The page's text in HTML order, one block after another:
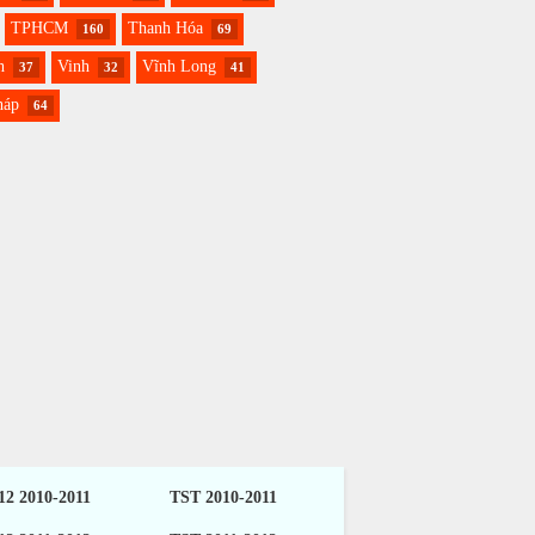
TPHCM 160 Thanh Hóa 69
37 Vinh 32 Vĩnh Long 41
64
2010-2011 TST 2010-2011